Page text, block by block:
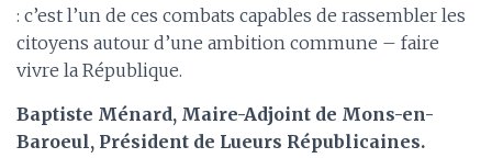
: c’est l’un de ces combats capables de rassembler les
citoyens autour d’une ambition commune – faire
vivre la République.
Baptiste Ménard, Maire-Adjoint de Mons-en-
Baroeul, Président de Lueurs Républicaines.